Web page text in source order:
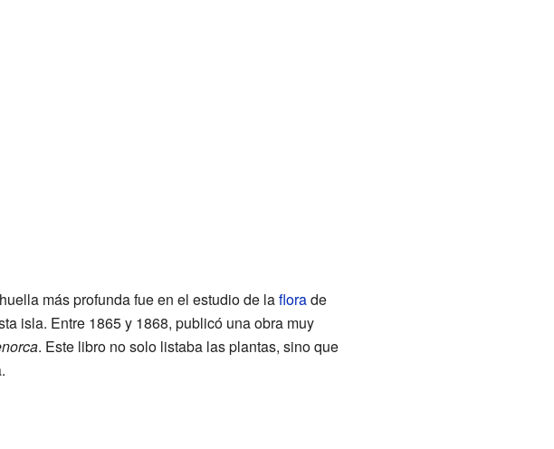
más profunda fue en el estudio de laflorade
isla. Entre 1865 y 1868, publicó una obra muy
. Este libro no solo listaba las plantas, sino que